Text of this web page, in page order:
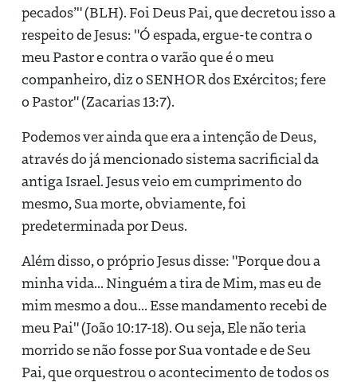
pecados’" (BLH). Foi Deus Pai, que decretou isso a
respeito de Jesus: "Ó espada, ergue-te contra o
meu Pastor e contra o varão que é o meu
companheiro, diz o SENHOR dos Exércitos; fere
o Pastor" (Zacarias 13:7).
Podemos ver ainda que era a intenção de Deus,
através do já mencionado sistema sacrificial da
antiga Israel. Jesus veio em cumprimento do
mesmo, Sua morte, obviamente, foi
predeterminada por Deus.
Além disso, o próprio Jesus disse: "Porque dou a
minha vida... Ninguém a tira de Mim, mas eu de
mim mesmo a dou... Esse mandamento recebi de
meu Pai" (João 10:17-18). Ou seja, Ele não teria
morrido se não fosse por Sua vontade e de Seu
Pai, que orquestrou o acontecimento de todos os